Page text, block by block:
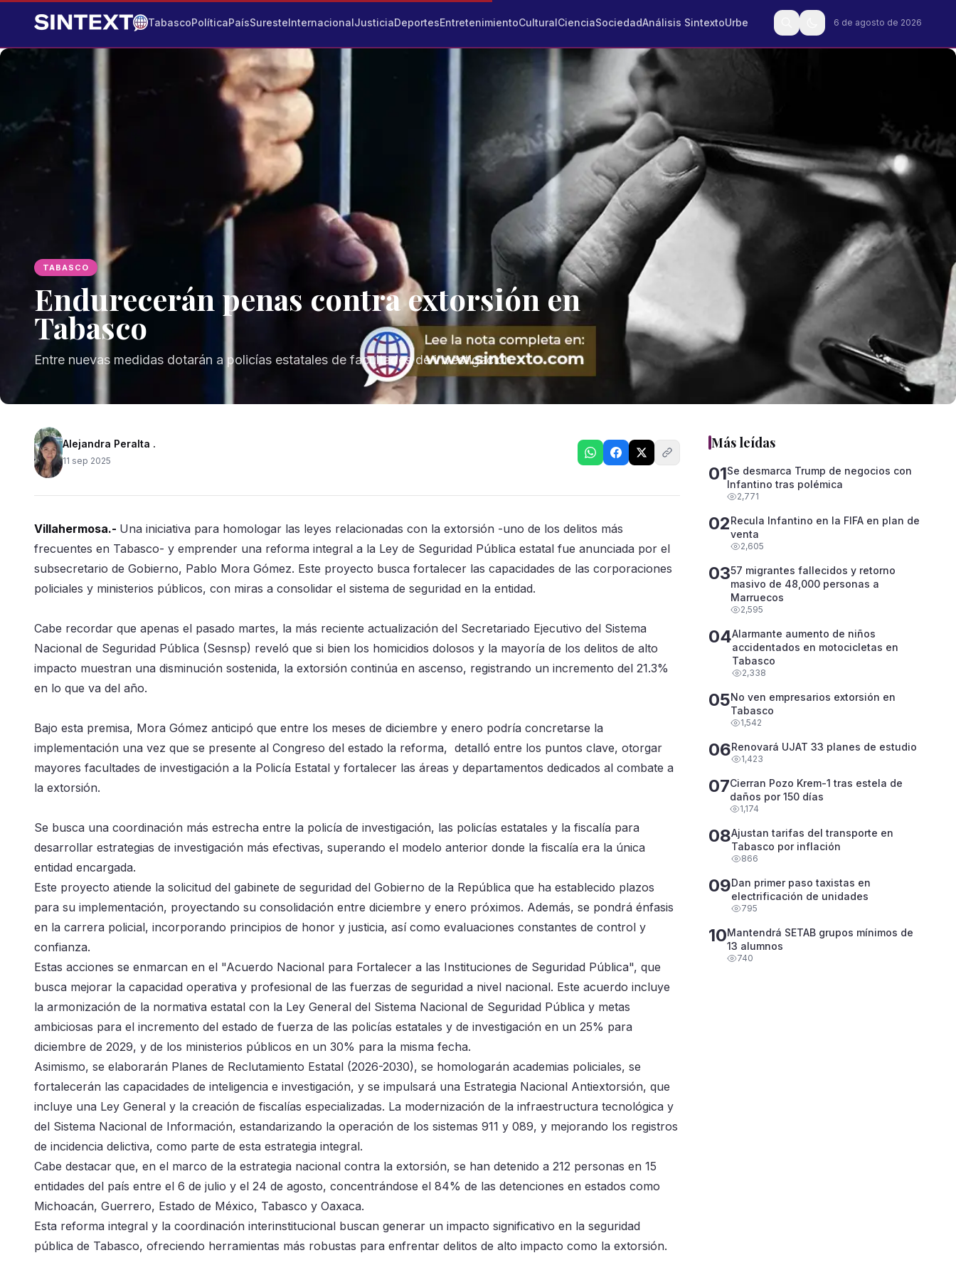
TabascoPolíticaPaísSuresteInternacionalJusticiaDeportesEntretenimientoCulturalCienciaSociedadAnálisis SintextoUrbe 6 de agosto de 2026
TABASCO
Endurecerán penas contra extorsión en
Tabasco
Entre nuevas medidas dotarán a policías estatales de facultades de investigación
Alejandra Peralta .
11 sep 2025
Villahermosa.- Una iniciativa para homologar las leyes relacionadas con la extorsión -uno de los delitos más
frecuentes en Tabasco- y emprender una reforma integral a la Ley de Seguridad Pública estatal fue anunciada por el
subsecretario de Gobierno, Pablo Mora Gómez. Este proyecto busca fortalecer las capacidades de las corporaciones
policiales y ministerios públicos, con miras a consolidar el sistema de seguridad en la entidad.
Cabe recordar que apenas el pasado martes, la más reciente actualización del Secretariado Ejecutivo del Sistema
Nacional de Seguridad Pública (Sesnsp) reveló que si bien los homicidios dolosos y la mayoría de los delitos de alto
impacto muestran una disminución sostenida, la extorsión continúa en ascenso, registrando un incremento del 21.3%
en lo que va del año.
Bajo esta premisa, Mora Gómez anticipó que entre los meses de diciembre y enero podría concretarse la
implementación una vez que se presente al Congreso del estado la reforma, detalló entre los puntos clave, otorgar
mayores facultades de investigación a la Policía Estatal y fortalecer las áreas y departamentos dedicados al combate a
la extorsión.
Se busca una coordinación más estrecha entre la policía de investigación, las policías estatales y la fiscalía para
desarrollar estrategias de investigación más efectivas, superando el modelo anterior donde la fiscalía era la única
entidad encargada.
Este proyecto atiende la solicitud del gabinete de seguridad del Gobierno de la República que ha establecido plazos
para su implementación, proyectando su consolidación entre diciembre y enero próximos. Además, se pondrá énfasis
en la carrera policial, incorporando principios de honor y justicia, así como evaluaciones constantes de control y
confianza.
Estas acciones se enmarcan en el "Acuerdo Nacional para Fortalecer a las Instituciones de Seguridad Pública", que
busca mejorar la capacidad operativa y profesional de las fuerzas de seguridad a nivel nacional. Este acuerdo incluye
la armonización de la normativa estatal con la Ley General del Sistema Nacional de Seguridad Pública y metas
ambiciosas para el incremento del estado de fuerza de las policías estatales y de investigación en un 25% para
diciembre de 2029, y de los ministerios públicos en un 30% para la misma fecha.
Asimismo, se elaborarán Planes de Reclutamiento Estatal (2026-2030), se homologarán academias policiales, se
fortalecerán las capacidades de inteligencia e investigación, y se impulsará una Estrategia Nacional Antiextorsión, que
incluye una Ley General y la creación de fiscalías especializadas. La modernización de la infraestructura tecnológica y
del Sistema Nacional de Información, estandarizando la operación de los sistemas 911 y 089, y mejorando los registros
de incidencia delictiva, como parte de esta estrategia integral.
Cabe destacar que, en el marco de la estrategia nacional contra la extorsión, se han detenido a 212 personas en 15
entidades del país entre el 6 de julio y el 24 de agosto, concentrándose el 84% de las detenciones en estados como
Michoacán, Guerrero, Estado de México, Tabasco y Oaxaca.
Esta reforma integral y la coordinación interinstitucional buscan generar un impacto significativo en la seguridad
pública de Tabasco, ofreciendo herramientas más robustas para enfrentar delitos de alto impacto como la extorsión.
Más leídas
01Se desmarca Trump de negocios con
Infantino tras polémica
2,771
02Recula Infantino en la FIFA en plan de
venta
2,605
0357 migrantes fallecidos y retorno
masivo de 48,000 personas a
Marruecos
2,595
04Alarmante aumento de niños
accidentados en motocicletas en
Tabasco
2,338
05No ven empresarios extorsión en
Tabasco
1,542
06Renovará UJAT 33 planes de estudio
1,423
07Cierran Pozo Krem-1 tras estela de
daños por 150 días
1,174
08Ajustan tarifas del transporte en
Tabasco por inflación
866
09Dan primer paso taxistas en
electrificación de unidades
795
10Mantendrá SETAB grupos mínimos de
13 alumnos
740